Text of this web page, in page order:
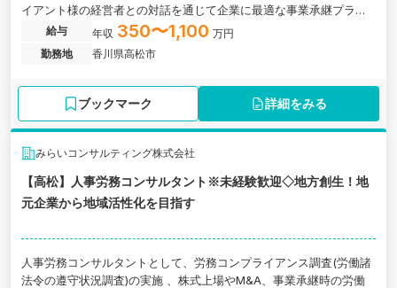
イアント様の経営者との対話を通じて企業に最適な事業承継プラン
を共に考え、株式の承継のみならず、幅広い視点でお客様の成長
の”実現”を支援などの業務に関わっていただきます。香川県高松市
にある税理士法人の求人です。
給与 年収 350〜1,100 万円
勤務地
香川県高松市
ブックマーク 詳細をみる
みらいコンサルティング株式会社
【高松】人事労務コンサルタント※未経験歓迎◇地方創生！地
元企業から地域活性化を目指す
人事労務コンサルタントとして、労務コンプライアンス調査(労働諸
法令の遵守状況調査)の実施 、株式上場やM&A、事業承継時の労働